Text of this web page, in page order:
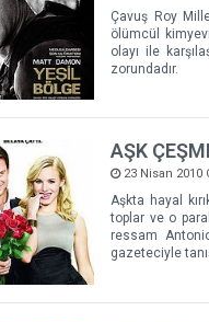
Çavuş Roy
ölümcül
olayı ile
zorundadır.
AŞK
23 Nisan 2010
Aşkta hayal
toplar ve o
ressam
gazeteciyle